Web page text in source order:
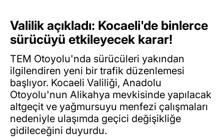
Valilik açıkladı: Kocaeli'de binlerce
sürücüyü etkileyecek karar!
TEM Otoyolu'nda sürücüleri yakından
ilgilendiren yeni bir trafik düzenlemesi
başlıyor. Kocaeli Valiliği, Anadolu
Otoyolu'nun Alikahya mevkisinde yapılacak
altgeçit ve yağmursuyu menfezi çalışmaları
nedeniyle ulaşımda geçici değişikliğe
gidileceğini duyurdu.